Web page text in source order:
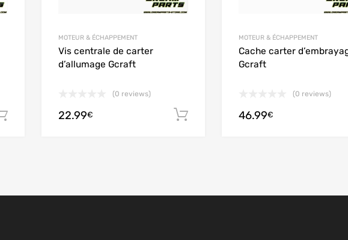
Ajouter au panier
MOTEUR & ÉCHAPPEMENT
Vis centrale de carter
d’allumage Gcraft
(0 reviews)
22.99€ Ajouter au panier
MOTEUR & ÉCHAPPEMENT
Cache carter
Gcraft
(0 reviews)
46.99€